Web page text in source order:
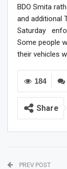
BDO Smita
and additional
Saturday
Some people
their vehicles
184
Share
PREV POST